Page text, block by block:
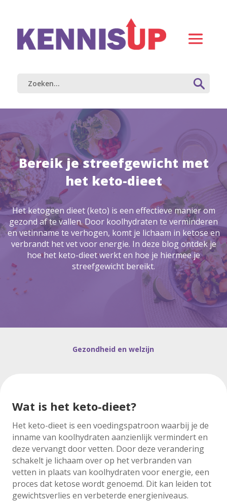
Bereik je streefgewicht met
het keto-dieet
Het ketogeen dieet (keto) is een effectieve manier om
gezond af te vallen. Door koolhydraten te verminderen
en vetinname te verhogen, komt je lichaam in ketose en
verbrandt het vet voor energie. In deze blog ontdek je
hoe het keto-dieet werkt en hoe je hiermee je
streefgewicht bereikt.
Gezondheid en welzijn
Wat is het keto-dieet?
Het keto-dieet is een voedingspatroon waarbij je de
inname van koolhydraten aanzienlijk vermindert en
deze vervangt door vetten. Door deze verandering
schakelt je lichaam over op het verbranden van
vetten in plaats van koolhydraten voor energie, een
proces dat ketose wordt genoemd. Dit kan leiden tot
gewichtsverlies en verbeterde energieniveaus.